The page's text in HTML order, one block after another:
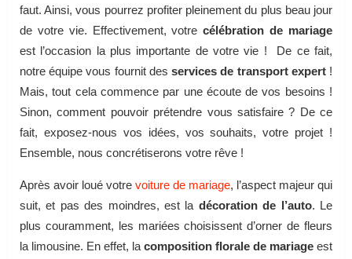
faut. Ainsi, vous pourrez profiter pleinement du plus beau jour
de votre vie. Effectivement, votrecélébration de mariage
est l’occasion la plus importante de votre vie ! De ce fait,
notre équipe vous fournit desservices de transport expert!
Mais, tout cela commence par une écoute de vos besoins !
Sinon, comment pouvoir prétendre vous satisfaire ? De ce
fait, exposez-nous vos idées, vos souhaits, votre projet !
Ensemble, nous concrétiserons votre rêve !
Après avoir loué votre voiture de mariage, l’aspect majeur qui
suit, et pas des moindres, est la décoration de l’auto. Le
plus couramment, les mariées choisissent d’orner de fleurs
la limousine. En effet, la composition florale de mariage est